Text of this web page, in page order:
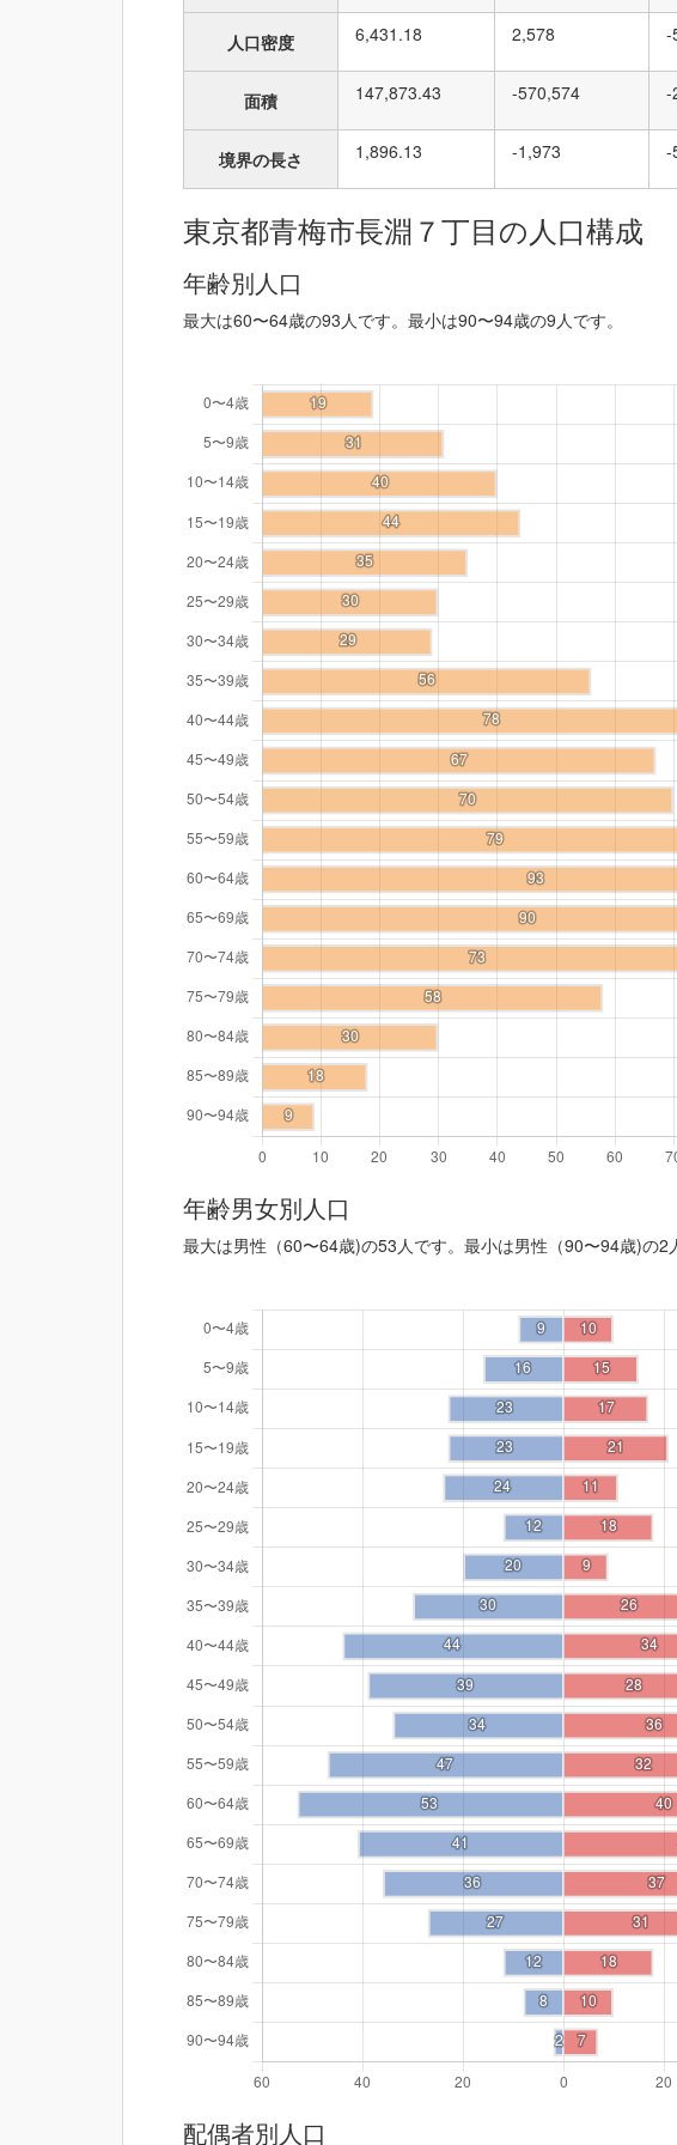
人口密度 6,431.18 2,578 -
面積 147,873.43 -570,574 -
境界の長さ 1,896.13 -1,973 -
東京都青梅市長淵７丁目の人口構成
年齢別人口
最大は60〜64歳の93人です。最小は90〜94歳の9人です。
年齢男女別人口
最大は男性（60〜64歳)の53人です。最小は男性（90〜94歳)の2
配偶者別人口